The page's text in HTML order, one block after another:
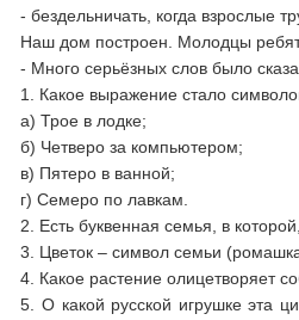
- бездельничать, когда взрослые
Наш дом построен. Молодцы
- Много серьёзных слов было
1. Какое выражение стало
а) Трое в лодке;
б) Четверо за компьютером;
в) Пятеро в ванной;
г) Семеро по лавкам.
2. Есть буквенная семья, в
3. Цветок – символ семьи
4. Какое растение олицетворяет
5. О какой русской игрушке эта